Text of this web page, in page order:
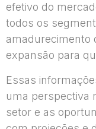
efetivo do
todos os
amadurecimento
expansão para
Essas
uma perspectiva
setor e as